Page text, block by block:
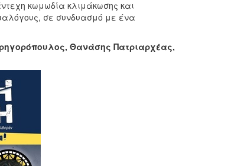
κωμωδία κλιμάκωσης και
σε συνδυασμό με ένα
Θανάσης Πατριαρχέας,